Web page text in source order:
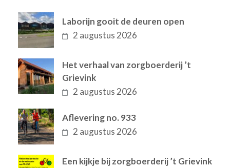
Laborijn gooit de deuren open
2 augustus 2026
Het verhaal van zorgboerderij ’t
Grievink
2 augustus 2026
Aflevering no. 933
2 augustus 2026
Een kijkje bij zorgboerderij ’t Grievink